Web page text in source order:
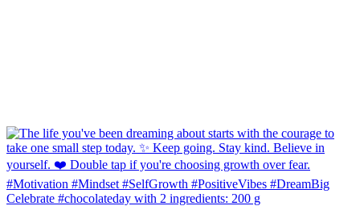
Celebrate #chocolateday with 2 ingredients: 200 g